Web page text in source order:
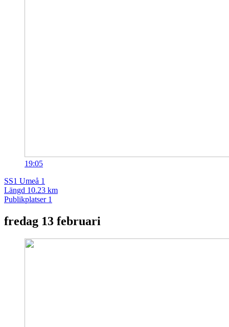
19:05
SS1 Umeå 1
Längd 10.23 km
Publikplatser 1
fredag 13 februari